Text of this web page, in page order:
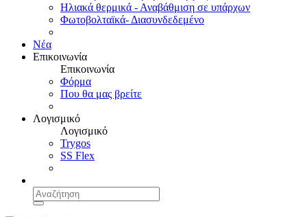
Ηλιακά θερμικά - Αναβάθμιση σε υπάρχων
Φωτοβολταϊκά- Διασυνδεδεμένο
Νέα
Επικοινωνία
Επικοινωνία
Φόρμα
Που θα μας βρείτε
Λογισμικό
Λογισμικό
Trygos
SS Flex